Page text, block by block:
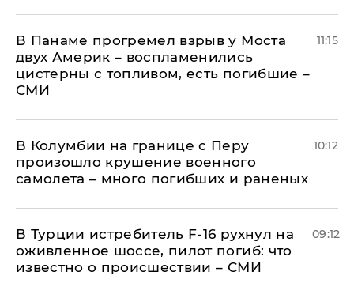
В Панаме прогремел взрыв у Моста
двух Америк – воспламенились
цистерны с топливом, есть погибшие –
СМИ
11:15
В Колумбии на границе с Перу
произошло крушение военного
самолета – много погибших и раненых
10:12
В Турции истребитель F-16 рухнул на
оживленное шоссе, пилот погиб: что
известно о происшествии – СМИ
09:12